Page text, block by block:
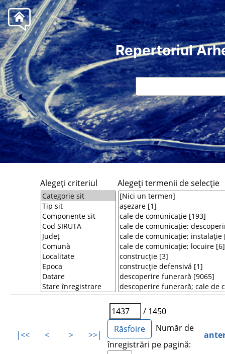
Repertoriul
Alegeţi criteriul Alegeţi termenii de selecţie
|<< < > >>|
/ 1450
Număr de
înregistrări pe pagină: